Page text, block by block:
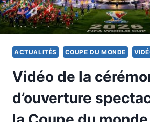
ACTUALITÉS COUPE DU MONDE
Vidéo de la
d’ouverture